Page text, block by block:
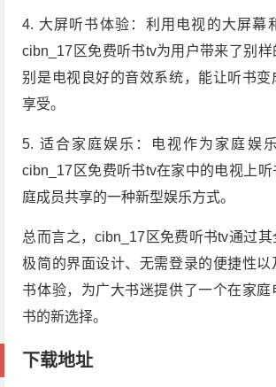
4. 大屏听书体验：利用电视的大屏幕
cibn_17区免费听书tv为用户带来了别
别是电视良好的音效系统，能让听书变
享受。
5. 适合家庭娱乐：电视作为家庭娱
cibn_17区免费听书tv在家中的电视上
庭成员共享的一种新型娱乐方式。
总而言之，cibn_17区免费听书tv通过其
极简的界面设计、无需登录的便捷性以
书体验，为广大书迷提供了一个在家庭
书的新选择。
下载地址